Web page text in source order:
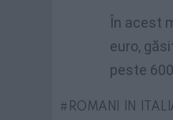
În acest
euro,
peste
ROMANI IN